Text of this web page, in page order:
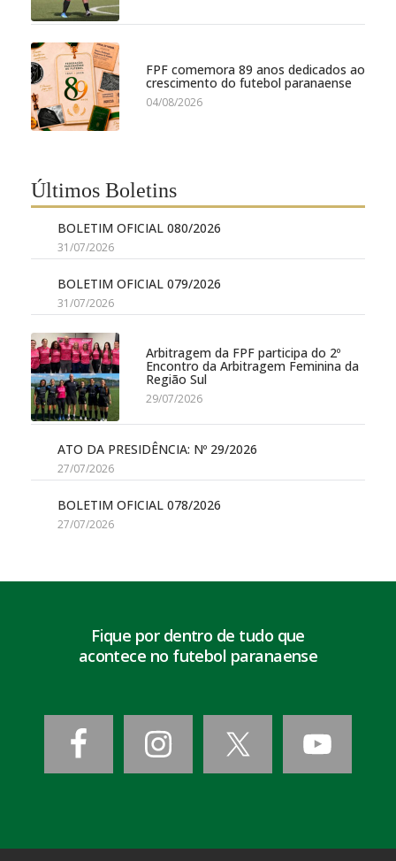
FPF comemora 89 anos dedicados ao
crescimento do futebol paranaense
04/08/2026
Últimos Boletins
BOLETIM OFICIAL 080/2026
31/07/2026
BOLETIM OFICIAL 079/2026
31/07/2026
Arbitragem da FPF participa do 2º
Encontro da Arbitragem Feminina da
Região Sul
29/07/2026
ATO DA PRESIDÊNCIA: Nº 29/2026
27/07/2026
BOLETIM OFICIAL 078/2026
27/07/2026
Fique por dentro de tudo que
acontece no futebol paranaense